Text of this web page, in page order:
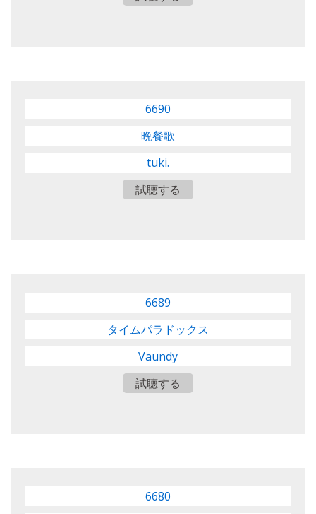
6690
晩餐歌
tuki.
試聴する
6689
タイムパラドックス
Vaundy
試聴する
6680